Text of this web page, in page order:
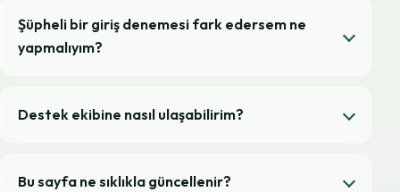
Şüpheli bir giriş denemesi fark edersem ne
yapmalıyım?
Destek ekibine nasıl ulaşabilirim?
Bu sayfa ne sıklıkla güncellenir?